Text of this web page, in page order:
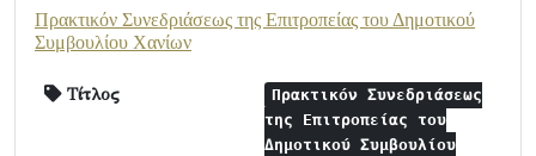
Πρακτικόν Συνεδριάσεως της Επιτροπείας του Δημοτικού
Συμβουλίου Χανίων
Τίτλος
Πρακτικόν Συνεδριάσεως
της Επιτροπείας του
Δημοτικού Συμβουλίου